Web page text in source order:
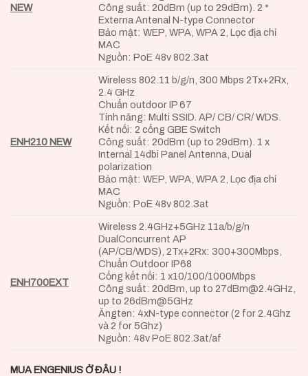
NEW
Công suất: 20dBm (up to 29dBm). 2 *
Externa Antenal N-type Connector
Bảo mật: WEP, WPA, WPA 2, Lọc địa chỉ
MAC
Nguồn: PoE 48v 802.3at
ENH210 NEW
Wireless 802.11 b/g/n, 300 Mbps 2Tx+2Rx,
2.4 GHz
Chuẩn outdoor IP 67
Tính năng: Multi SSID. AP/ CB/ CR/ WDS.
Kết nối: 2 cổng GBE Switch
Công suất: 20dBm (up to 29dBm). 1 x
Internal 14dbi Panel Antenna, Dual
polarization
Bảo mật: WEP, WPA, WPA 2, Lọc địa chỉ
MAC
Nguồn: PoE 48v 802.3at
ENH700EXT
Wireless 2.4GHz+5GHz 11a/b/g/n
DualConcurrent AP
(AP/CB/WDS), 2Tx+2Rx: 300+300Mbps,
Chuẩn Outdoor IP68
Cổng kết nối: 1 x10/100/1000Mbps
Công suất: 20dBm, up to 27dBm@2.4GHz,
up to 26dBm@5GHz
Ăngten: 4xN-type connector (2 for 2.4Ghz
và 2 for 5Ghz)
Nguồn: 48v PoE 802.3at/af
MUA ENGENIUS Ở ĐÂU !